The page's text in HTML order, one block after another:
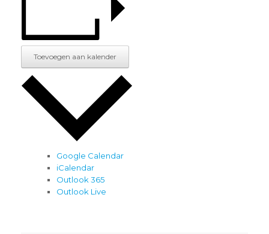
Toevoegen aan kalender
Google Calendar
iCalendar
Outlook 365
Outlook Live